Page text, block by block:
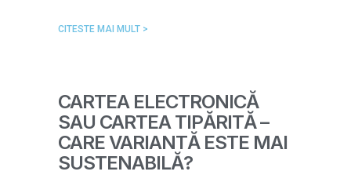
CITESTE MAI MULT >
CARTEA ELECTRONICĂ
SAU CARTEA TIPĂRITĂ –
CARE VARIANTĂ ESTE MAI
SUSTENABILĂ?